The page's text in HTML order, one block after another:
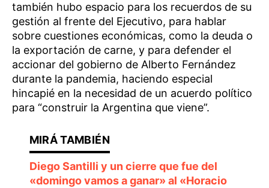
también hubo espacio para los recuerdos de su
gestión al frente del Ejecutivo, para hablar
sobre cuestiones económicas, como la deuda o
la exportación de carne, y para defender el
accionar del gobierno de Alberto Fernández
durante la pandemia, haciendo especial
hincapié en la necesidad de un acuerdo político
para “construir la Argentina que viene”.
Diego Santilli y un cierre que fue del
«domingo vamos a ganar» al «Horacio